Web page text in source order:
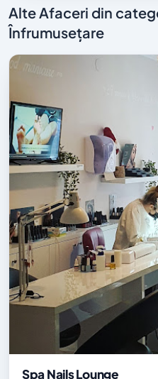
Alte Afaceri din
Înfrumusețare
Spa Nails Lounge